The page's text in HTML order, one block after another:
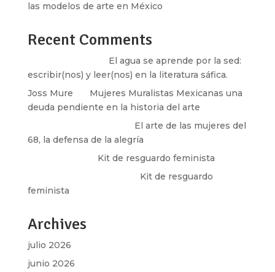
las modelos de arte en México
Recent Comments
El agua se aprende por la sed:
escribir(nos) y leer(nos) en la literatura sáfica.
Joss Mure
Mujeres Muralistas Mexicanas una
deuda pendiente en la historia del arte
El arte de las mujeres del
68, la defensa de la alegría
Kit de resguardo feminista
Kit de resguardo
feminista
Archives
julio 2026
junio 2026